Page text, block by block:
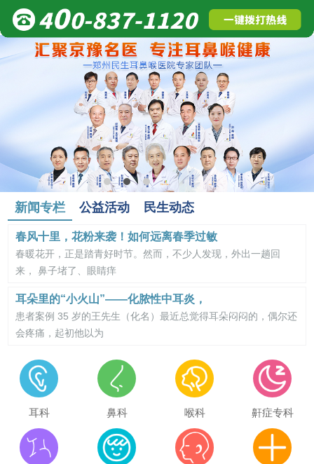
新闻专栏 公益活动 民生动态
春风十里，花粉来袭！如何远离春季过敏
春暖花开，正是踏青好时节。然而，不少人发现，外出一趟回
来， 鼻子堵了、眼睛痒
耳朵里的“小火山”——化脓性中耳炎，
患者案例 35 岁的王先生（化名）最近总觉得耳朵闷闷的，偶尔还
会疼痛，起初他以为
耳科 鼻科 喉科 鼾症专科